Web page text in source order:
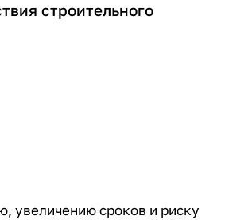
строительного
увеличению сроков и риску